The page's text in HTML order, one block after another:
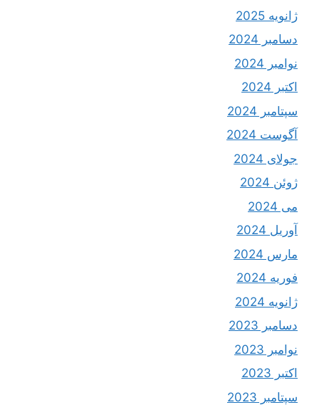
ژانویه 2025
دسامبر 2024
نوامبر 2024
اکتبر 2024
سپتامبر 2024
آگوست 2024
جولای 2024
ژوئن 2024
می 2024
آوریل 2024
مارس 2024
فوریه 2024
ژانویه 2024
دسامبر 2023
نوامبر 2023
اکتبر 2023
سپتامبر 2023